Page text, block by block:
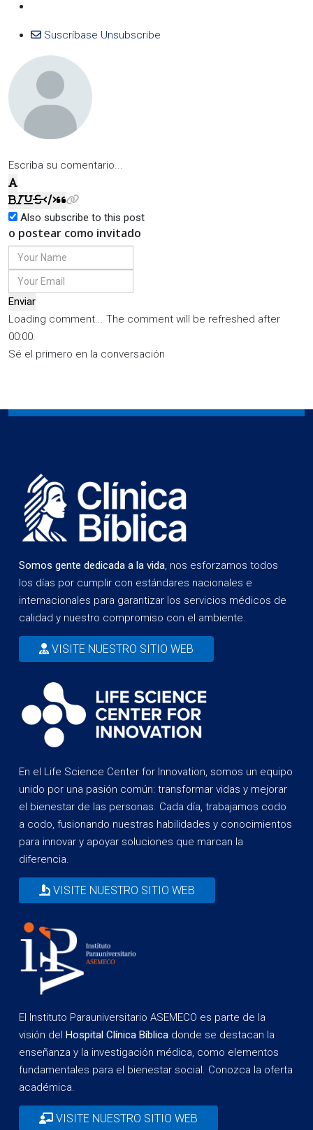
Suscríbase Unsubscribe
Escriba su comentario...
Also subscribe to this post
o postear como invitado
Enviar
Loading comment... The comment will be refreshed after
00:00.
Sé el primero en la conversación
Somos gente dedicada a la vida, nos esforzamos todos
los días por cumplir con estándares nacionales e
internacionales para garantizar los servicios médicos de
calidad y nuestro compromiso con el ambiente.
VISITE NUESTRO SITIO WEB
En el Life Science Center for Innovation, somos un equipo
unido por una pasión común: transformar vidas y mejorar
el bienestar de las personas. Cada día, trabajamos codo
a codo, fusionando nuestras habilidades y conocimientos
para innovar y apoyar soluciones que marcan la
diferencia.
VISITE NUESTRO SITIO WEB
El Instituto Parauniversitario ASEMECO es parte de la
visión del Hospital Clínica Bíblica donde se destacan la
enseñanza y la investigación médica, como elementos
fundamentales para el bienestar social. Conozca la oferta
académica.
VISITE NUESTRO SITIO WEB